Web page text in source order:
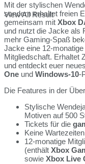
View All Result
Mit der stylischen
sondern erhaltet freien
gemeinsam mit Xbox
und nutzt die Jacke als
mehr Gaming-Spaß
Jacke eine 12-monatige
Mitgliedschaft. Erhaltet
und entdeckt euer
One und Windows-10-
Die Features in der
Stylische
Motiven auf 500
Tickets für die
Keine
12-monatige
(enthält Xbox
sowie Xbox Live